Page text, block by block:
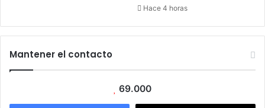
Hace 4 horas
Mantener el contacto
69.000